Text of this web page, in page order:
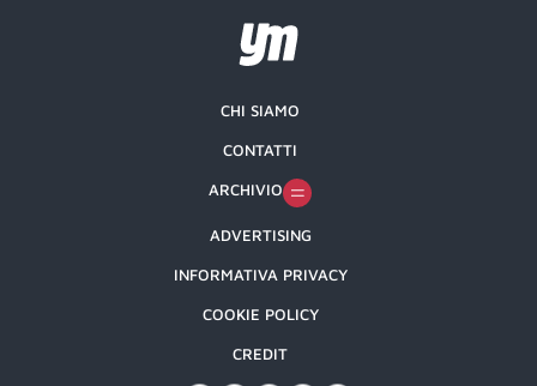
CHI SIAMO
CONTATTI
ARCHIVIO
ADVERTISING
INFORMATIVA PRIVACY
COOKIE POLICY
CREDIT